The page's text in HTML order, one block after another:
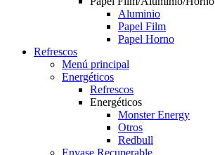
Aluminio
Papel Film
Papel Horno
Refrescos
Menú principal
Energéticos
Refrescos
Energéticos
Monster Energy
Otros
Redbull
Envase Recuperable